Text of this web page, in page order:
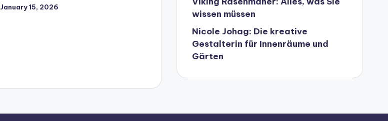
January 15, 2026
wissen müssen
Nicole Johag: Die kreative
Gestalterin für Innenräume und
Gärten